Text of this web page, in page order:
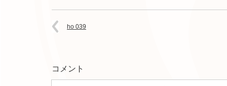
ho 039
コメント